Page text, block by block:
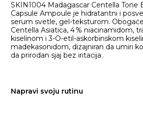
SKIN1004 Madagascar Centella Tone
Capsule Ampoule je hidratantni i
serum svetle, gel-teksturom.
Centella Asiatica, 4 % niacinamidom,
kiselinom i 3-O-etil-askorbinskom
madekasonidom, dizajniran da umiri
da prirodan sjaj bez iritacija .
Napravi svoju rutinu